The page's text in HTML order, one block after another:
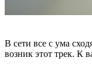
В сети все с ума
возник этот трек. К